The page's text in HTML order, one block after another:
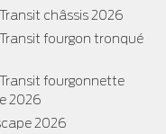
châssis 2026
fourgon tronqué
fourgonnette
2026
2026